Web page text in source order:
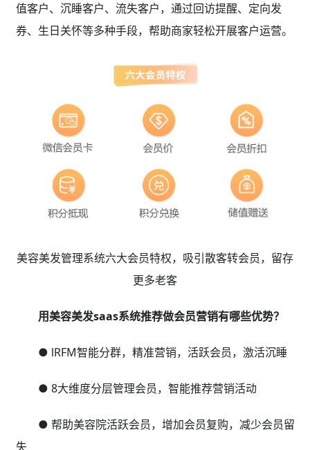
值客户、沉睡客户、流失客户，通过回访提醒、定向发
券、生日关怀等多种手段，帮助商家轻松开展客户运营。
美容美发管理系统六大会员特权，吸引散客转会员，留存
更多老客
用美容美发saas系统推荐做会员营销有哪些优势？
● lRFM智能分群，精准营销，活跃会员，激活沉睡
● 8大维度分层管理会员，智能推荐营销活动
● 帮助美容院活跃会员，增加会员复购，减少会员留
失